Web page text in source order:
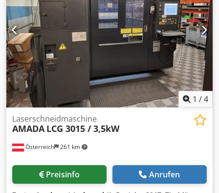
X1, R, Zubehörschrank mit Inhalt, wenig gebraucht *
1 /4
Österreich 261 km
Laserschneidmaschine
AMADA LCG 3015 / 3,5kW
Preisinfo Anrufen